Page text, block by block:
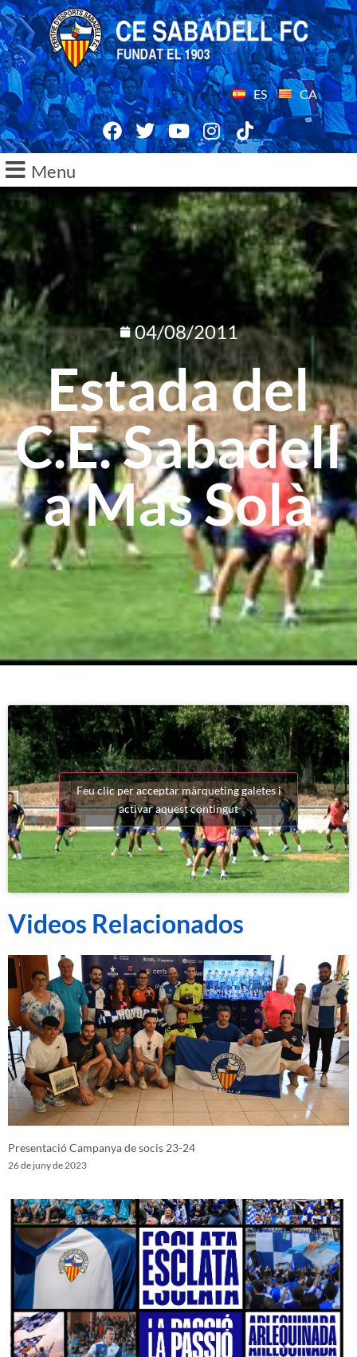
ES CA
Menu
04/08/2011
Estada del
C.E. Sabadell
a Mas Solà
Feu clic per acceptar màrqueting galetes i
activar aquest contingut
Videos Relacionados
Presentació Campanya de socis 23-24
26 de juny de 2023